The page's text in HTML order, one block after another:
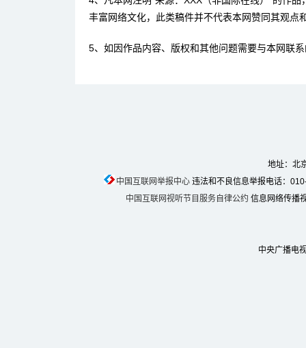
丰富网络文化，此类稿件并不代表本网赞同其观点
5、如因作品内容、版权和其他问题需要与本网联
地址：北
中国互联网举报中心违法和不良信息举报电话：
中国互联网视听节目服务自律公约 信息网络传播
中央广播电